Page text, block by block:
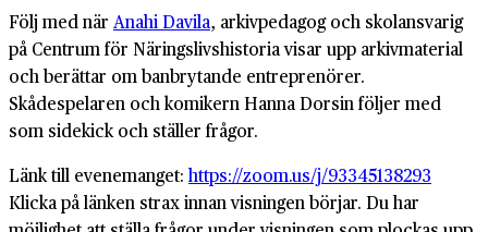
Följ med när Anahi Davila, arkivpedagog och skolansvarig
på Centrum för Näringslivshistoria visar upp arkivmaterial
och berättar om banbrytande entreprenörer.
Skådespelaren och komikern Hanna Dorsin följer med
som sidekick och ställer frågor.
Länk till evenemanget: https://zoom.us/j/93345138293
Klicka på länken strax innan visningen börjar. Du har